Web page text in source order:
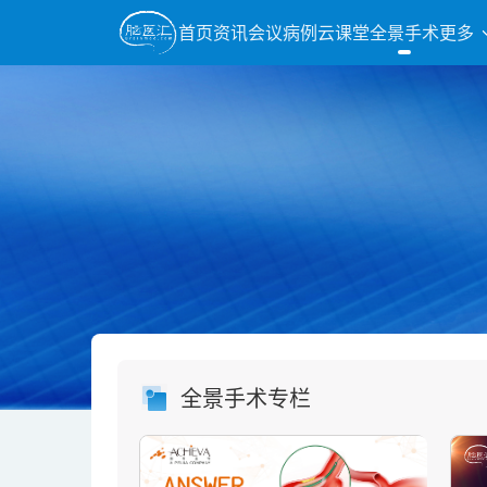
首页资讯会议病例 云课堂全景手术更多
全景手术专栏